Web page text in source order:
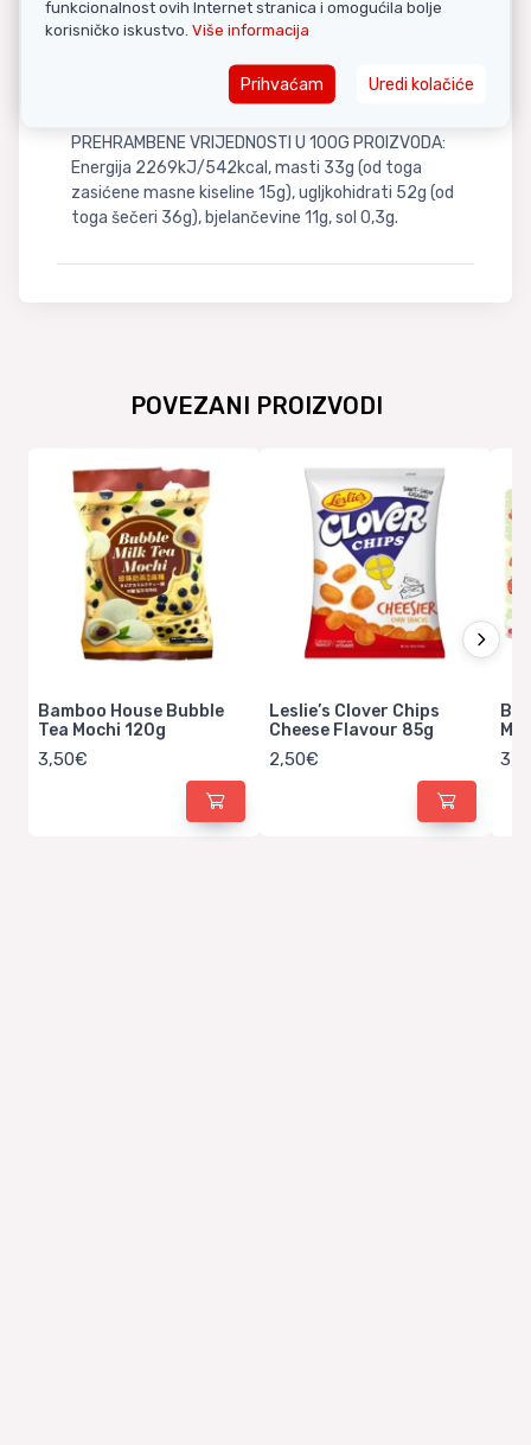
kvasac (emulgator E491), prženi SEZAM.
Nutritivne informacije
PREHRAMBENE VRIJEDNOSTI U 100G PROIZVODA:
Energija 2269kJ/542kcal, masti 33g (od toga
zasićene masne kiseline 15g), ugljkohidrati 52g (od
toga šečeri 36g), bjelančevine 11g, sol 0,3g.
POVEZANI PROIZVODI
Bamboo House Bubble
Tea Mochi 120g
3,50€
Leslie’s Clover Chips
Cheese Flavour 85g
2,50€
funkcionalnost ovih Internet stranica i omogućila bolje
korisničko iskustvo. Više informacija
Prihvaćam Uredi kolačiće